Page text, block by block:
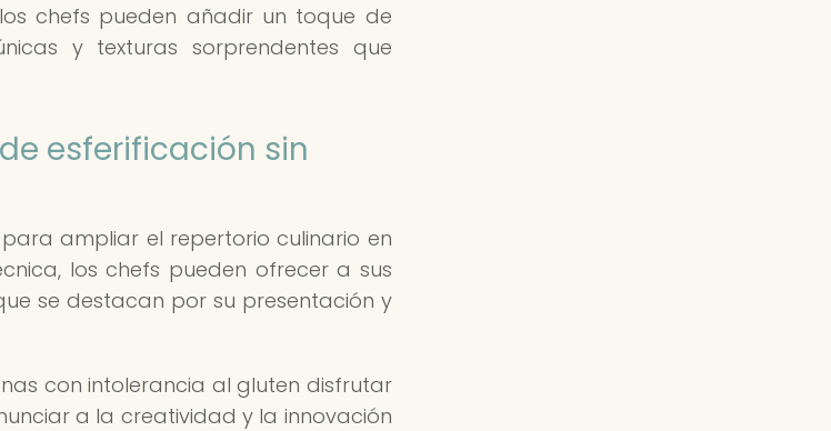
chefs pueden añadir un toque de
y texturas sorprendentes que
esferificación sin
ampliar el repertorio culinario en
los chefs pueden ofrecer a sus
se destacan por su presentación y
con intolerancia al gluten disfrutar
a la creatividad y la innovación